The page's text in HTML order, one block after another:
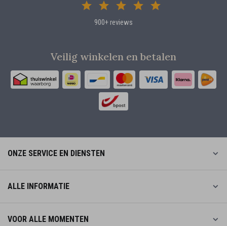
900+ reviews
Veilig winkelen en betalen
ONZE SERVICE EN DIENSTEN
ALLE INFORMATIE
VOOR ALLE MOMENTEN